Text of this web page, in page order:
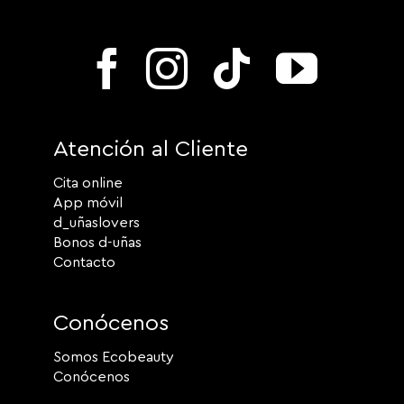
Atención al Cliente
Cita online
App móvil
d_uñaslovers
Bonos d-uñas
Contacto
Conócenos
Somos Ecobeauty
Conócenos